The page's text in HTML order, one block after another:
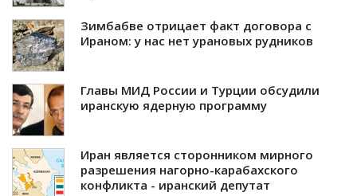
Зимбабве отрицает факт договора с
Ираном: у нас нет урановых рудников
Главы МИД России и Турции обсудили
иранскую ядерную программу
Иран является сторонником мирного
разрешения нагорно-карабахского
конфликта - иранский депутат